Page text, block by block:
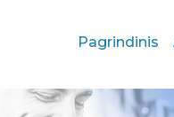
Pagrindinis